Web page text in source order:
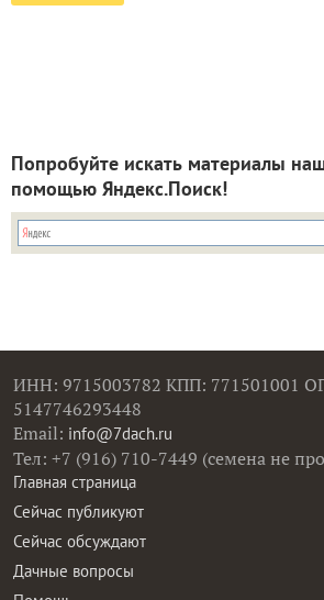
Попробуйте искать материалы
помощью Яндекс.Поиск!
ИНН: 9715003782 КПП: 771501001
5147746293448
Email: info@7dach.ru
Тел: +7 (916) 710-7449 (семена не
Главная страница
Сейчас публикуют
Сейчас обсуждают
Дачные вопросы